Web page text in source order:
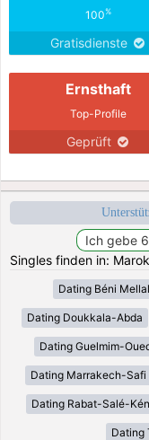
100%
Gratisdienste
Ernsthaft
Top-Profile
Geprüft
Singles finden in:
Dating Béni
Dating Doukkala-Abda
Dating Guelmim-
Dating Marrakech-Safi
Dating Rabat-Salé-
Dating